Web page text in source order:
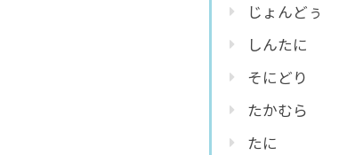
じょんどぅ
しんたに
そにどり
たかむら
たに